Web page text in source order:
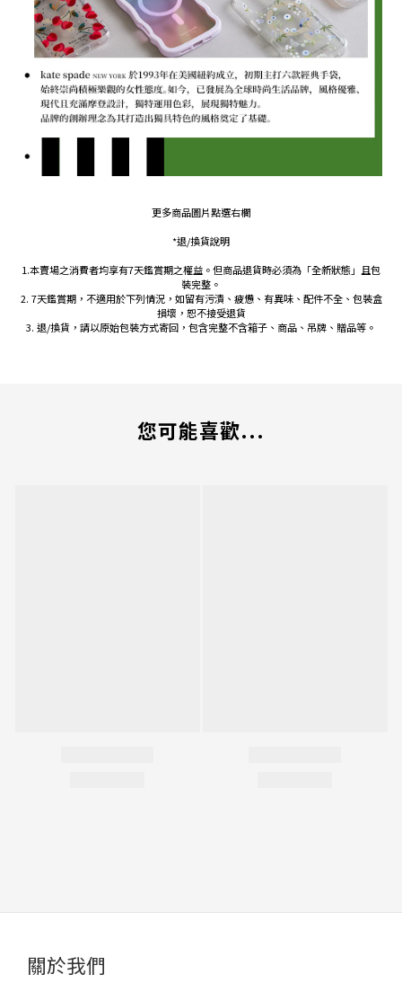
更多商品圖片點選右欄
*退/換貨說明
1.本賣場之消費者均享有7天鑑賞期之權益。但商品退貨時必須為「全新狀態」且包
裝完整。
2. 7天鑑賞期，不適用於下列情況，如留有污漬、疲憊、有異味、配件不全、包裝盒
損壞，恕不接受退貨
3. 退/換貨，請以原始包裝方式寄回，包含完整不含箱子、商品、吊牌、贈品等。
您可能喜歡...
關於我們